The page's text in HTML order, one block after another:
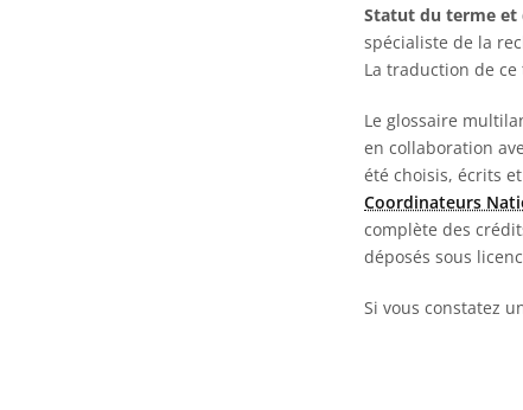
Statut du terme et
spécialiste de la
La traduction de
Le glossaire
en collaboration
été choisis, écrits
Coordinateurs
complète des
déposés sous
Si vous constatez